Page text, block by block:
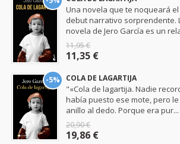
Una novela que te noqueará el
debut narrativo sorprendente.
novela de Jero García es un
11,95 €
11,35 €
-5% COLA DE LAGARTIJA
"«Cola de lagartija. Nadie
había puesto ese mote, pero le
anillo al dedo. Porque era pur...
20,90 €
19,86 €